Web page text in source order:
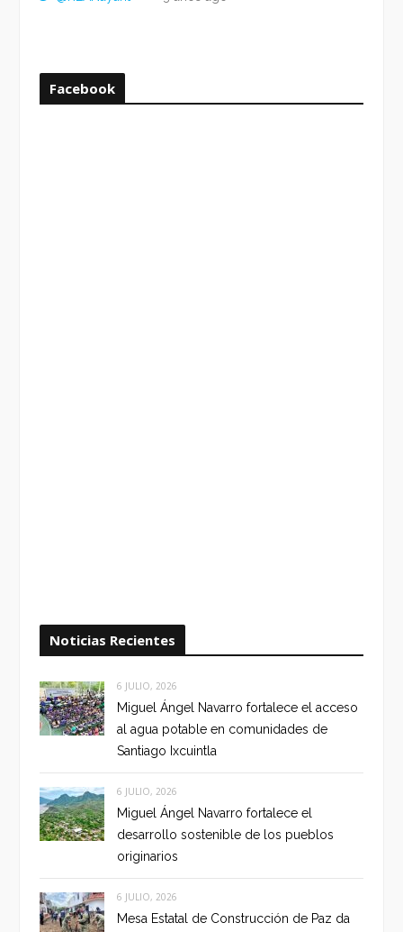
Facebook
Noticias Recientes
6 JULIO, 2026
Miguel Ángel Navarro fortalece el acceso
al agua potable en comunidades de
Santiago Ixcuintla
6 JULIO, 2026
Miguel Ángel Navarro fortalece el
desarrollo sostenible de los pueblos
originarios
6 JULIO, 2026
Mesa Estatal de Construcción de Paz da